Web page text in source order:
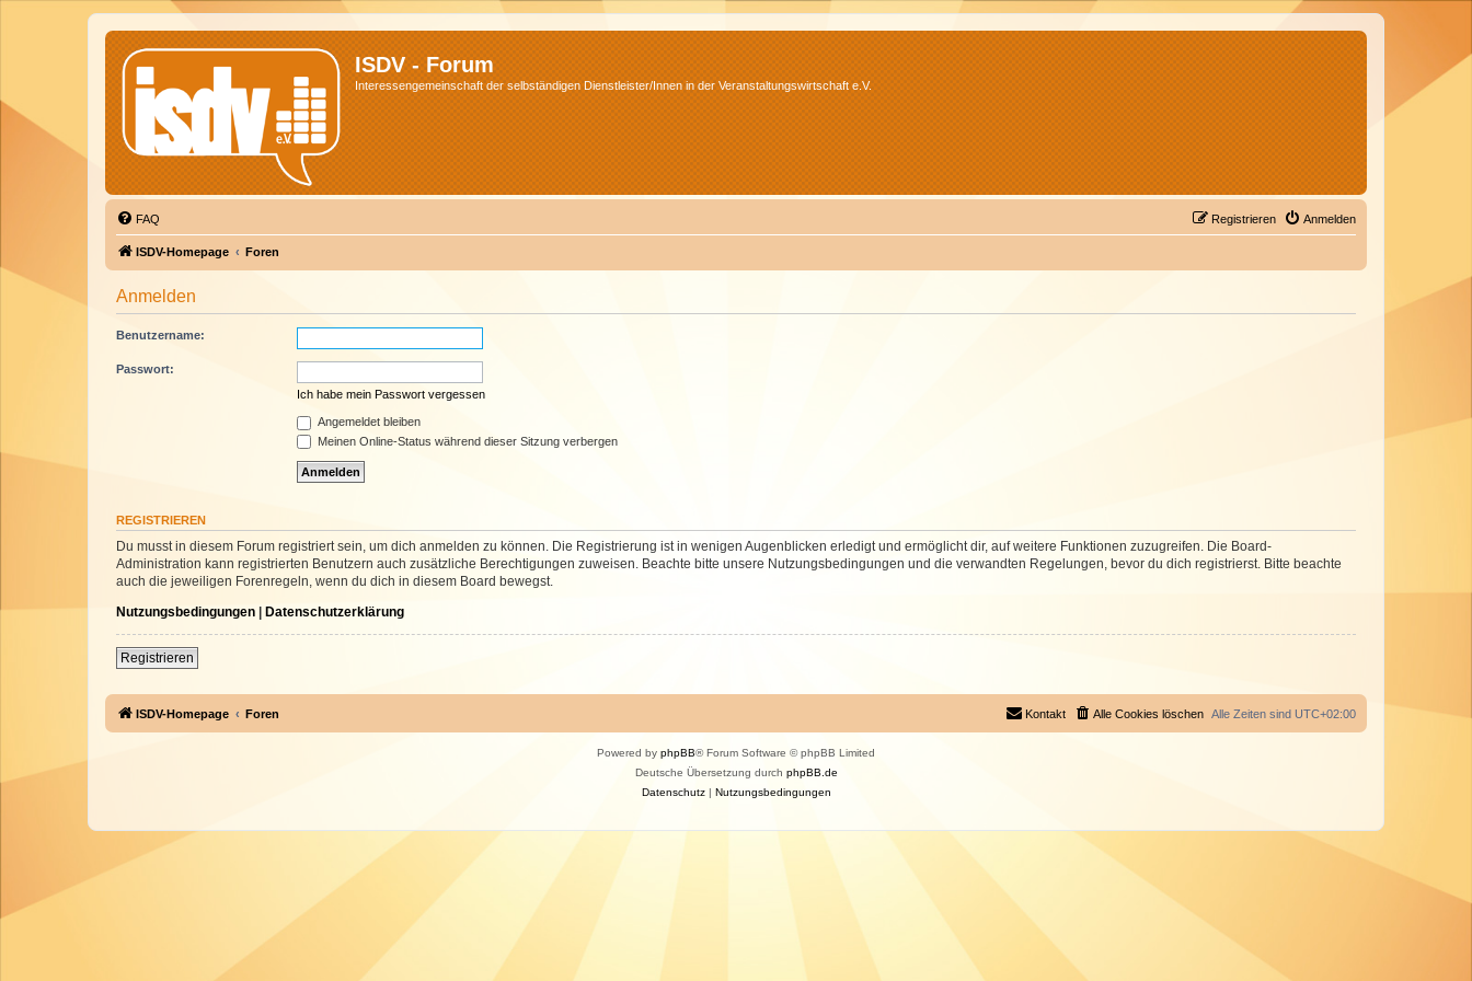
ISDV - Forum
Interessengemeinschaft der selbständigen Dienstleister/Innen in der Veranstaltungswirtschaft e.V.
FAQ Anmelden
Registrieren
ISDV-Homepage Foren
Anmelden
Benutzername:
Passwort:
Ich habe mein Passwort vergessen
Angemeldet bleiben
Meinen Online-Status während dieser Sitzung verbergen
REGISTRIEREN
Du musst in diesem Forum registriert sein, um dich anmelden zu können. Die Registrierung ist in wenigen Augenblicken erledigt und ermöglicht dir, auf weitere Funktionen zuzugreifen. Die Board-
Administration kann registrierten Benutzern auch zusätzliche Berechtigungen zuweisen. Beachte bitte unsere Nutzungsbedingungen und die verwandten Regelungen, bevor du dich registrierst. Bitte beachte
auch die jeweiligen Forenregeln, wenn du dich in diesem Board bewegst.
Nutzungsbedingungen | Datenschutzerklärung
Registrieren
ISDV-Homepage Foren Alle Zeiten sind UTC+02:00
Alle Cookies löschen
Kontakt
Powered by phpBB® Forum Software © phpBB Limited
Deutsche Übersetzung durch phpBB.de
Datenschutz| Nutzungsbedingungen